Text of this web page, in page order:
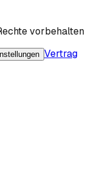
vorbehalten
Vertrag